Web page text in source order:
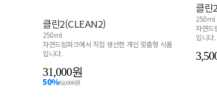
클린2(CLEAN2)
250ml
자연드림파크에서 직접 생산한 개인 맞춤형 식품
입니다.
31,000
50%62,000원
클린
250ml
자연드
입니다.